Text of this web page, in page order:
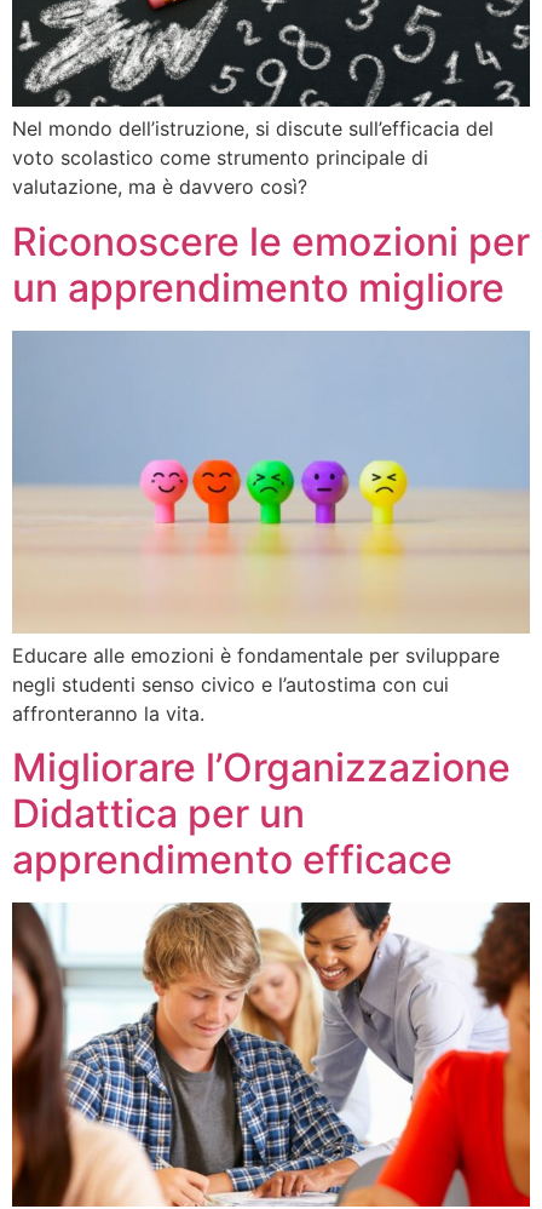
Nel mondo dell’istruzione, si discute sull’efficacia del
voto scolastico come strumento principale di
valutazione, ma è davvero così?
Riconoscere le emozioni per
un apprendimento migliore
Educare alle emozioni è fondamentale per sviluppare
negli studenti senso civico e l’autostima con cui
affronteranno la vita.
Migliorare l’Organizzazione
Didattica per un
apprendimento efficace